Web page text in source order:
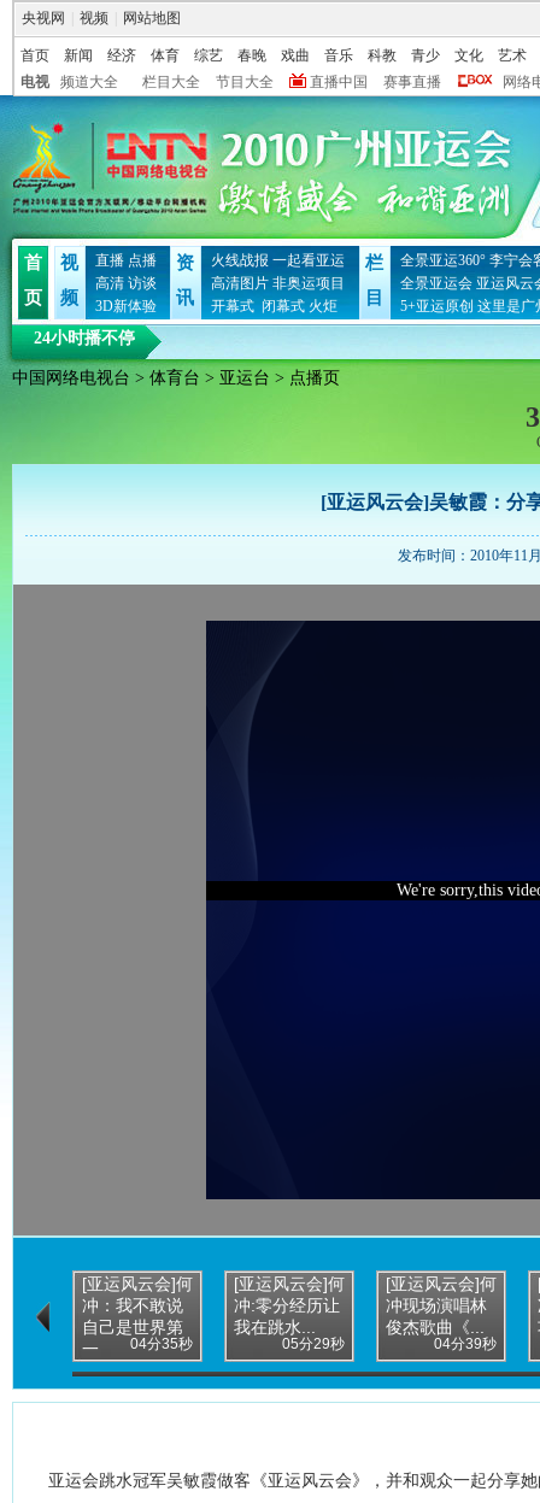
央视网 视频 网站地图
首页 新闻 经济 体育 综艺 春晚 戏曲 音乐 科教 青少 文化
艺术
电视
频道大全 栏目大全 节目大全 直播中国 赛事直播 网络
首
页
视
频
直播 点播
高清 访谈
3D新体验
资
讯
火线战报 一起看亚运
高清图片 非奥运项目
开幕式 闭幕式 火炬
栏
目
全景亚运360° 李宁会
全景亚运会 亚运风云
5+亚运原创 这里是广
24小时播不停
中国网络电视台 > 体育台 > 亚运台 > 点播页
[亚运风云会]吴敏霞：分
发布时间：2010年11
We're sorry,this
[亚运风云会]何
冲：我不敢说
自己是世界第
一
04分35秒
[亚运风云会]何
冲:零分经历让
我在跳水...
05分29秒
[亚运风云会]何
冲现场演唱林
俊杰歌曲《...
04分39秒
亚运会跳水冠军吴敏霞做客《亚运风云会》，并和观众一起分享